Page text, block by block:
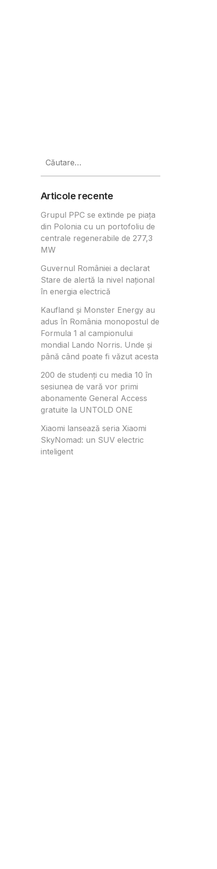
după:
Articole recente
Grupul PPC se extinde pe piața
din Polonia cu un portofoliu de
centrale regenerabile de 277,3
MW
Guvernul României a declarat
Stare de alertă la nivel național
în energia electrică
Kaufland și Monster Energy au
adus în România monopostul de
Formula 1 al campionului
mondial Lando Norris. Unde și
până când poate fi văzut acesta
200 de studenți cu media 10 în
sesiunea de vară vor primi
abonamente General Access
gratuite la UNTOLD ONE
Xiaomi lansează seria Xiaomi
SkyNomad: un SUV electric
inteligent